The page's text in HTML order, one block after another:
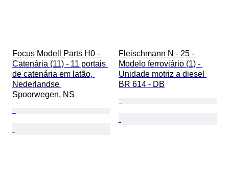
Focus Modell Parts H0 -
Catenária (11) - 11 portais
de catenária em latão,
Nederlandse
Spoorwegen, NS
Fleischmann N - 25 -
Modelo ferroviário (1) -
Unidade motriz a diesel
BR 614 - DB